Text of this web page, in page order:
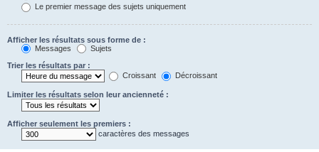
Le premier message des sujets uniquement
Afficher les résultats sous forme de :
Messages
Sujets
Trier les résultats par :
Croissant
Décroissant
Limiter les résultats selon leur ancienneté :
Afficher seulement les premiers :
caractères des messages